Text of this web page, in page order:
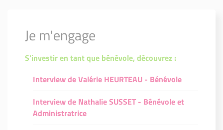
Je m'engage
S'investir en tant que bénévole, découvrez :
Interview de Valérie HEURTEAU - Bénévole
Interview de Nathalie SUSSET - Bénévole et
Administratrice